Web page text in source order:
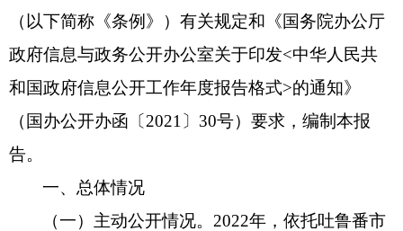
（以下简称《条例》）有关规定和《国务院办公厅
政府信息与政务公开办公室关于印发<中华人民共
和国政府信息公开工作年度报告格式>的通知》
（国办公开办函〔2021〕30号）要求，编制本报
告。
一、总体情况
（一）主动公开情况。2022年，依托吐鲁番市